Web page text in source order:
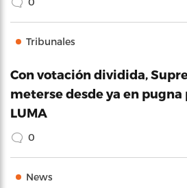
Tribunales
Con votación dividida,
meterse desde ya en
LUMA
0
News